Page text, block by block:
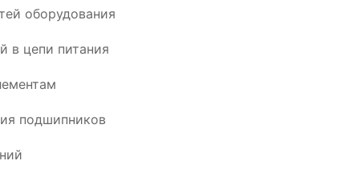
оборудования
в цепи питания
подшипников